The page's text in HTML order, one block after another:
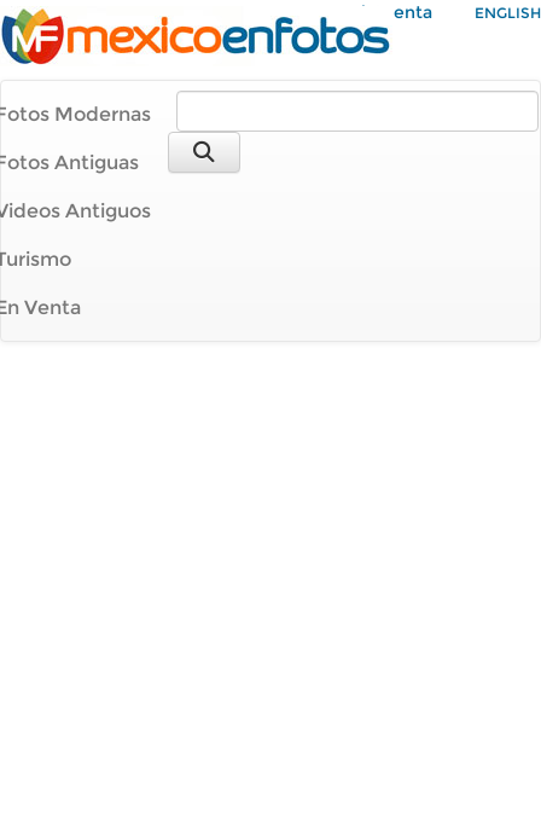
Mi Cuenta ENGLISH
Modernas
Antiguas
Antiguos
Venta